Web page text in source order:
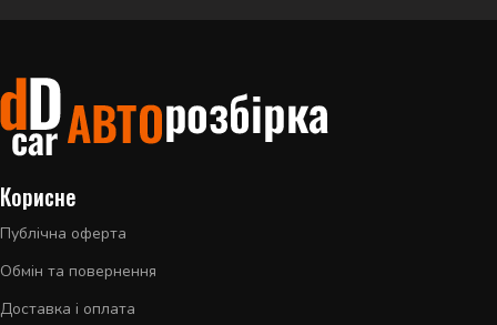
Корисне
Публічна оферта
Обмін та повернення
Доставка і оплата